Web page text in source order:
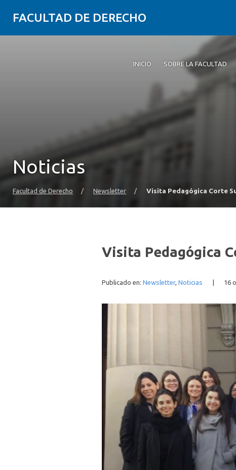
FACULTAD DE DERECHO
INICIO SOBRE LA FACULTAD
Noticias
Facultad de Derecho / Newsletter / Visita Pedagógica Corte
Visita Pedagógica
Publicado en: Newsletter, Noticias 16